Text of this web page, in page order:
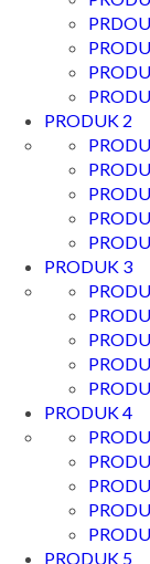
PRODUK 2
PRODUK 3
PRODUK 4
PRODUK 5